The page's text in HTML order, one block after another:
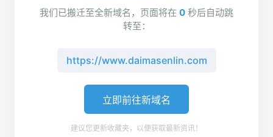
我们已搬迁至全新域名，页面将在 0 秒后自动跳
转至：
https://www.daimasenlin.com
立即前往新域名
建议您更新收藏夹，以便获取最新资讯！